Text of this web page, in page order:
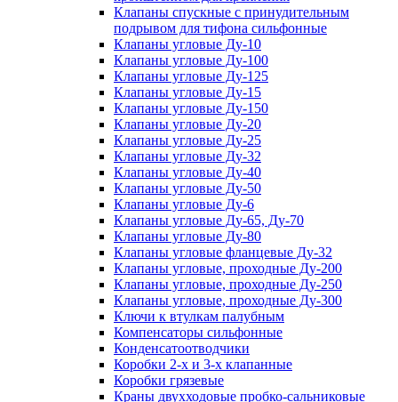
Клапаны спускные с принудительным
подрывом для тифона сильфонные
Клапаны угловые Ду-10
Клапаны угловые Ду-100
Клапаны угловые Ду-125
Клапаны угловые Ду-15
Клапаны угловые Ду-150
Клапаны угловые Ду-20
Клапаны угловые Ду-25
Клапаны угловые Ду-32
Клапаны угловые Ду-40
Клапаны угловые Ду-50
Клапаны угловые Ду-6
Клапаны угловые Ду-65, Ду-70
Клапаны угловые Ду-80
Клапаны угловые фланцевые Ду-32
Клапаны угловые, проходные Ду-200
Клапаны угловые, проходные Ду-250
Клапаны угловые, проходные Ду-300
Ключи к втулкам палубным
Компенсаторы сильфонные
Конденсатоотводчики
Коробки 2-х и 3-х клапанные
Коробки грязевые
Краны двухходовые пробко-сальниковые